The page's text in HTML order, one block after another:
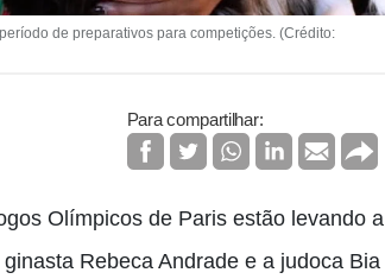
de preparativos para competições. (Crédito:
Para compartilhar:
Olímpicos de Paris estão levando a
Rebeca Andrade e a judoca Bia